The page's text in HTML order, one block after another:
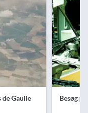
de Gaulle Besøg